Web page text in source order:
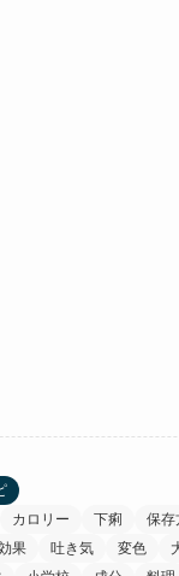
カロリー 下痢 保存
果 吐き気 変色